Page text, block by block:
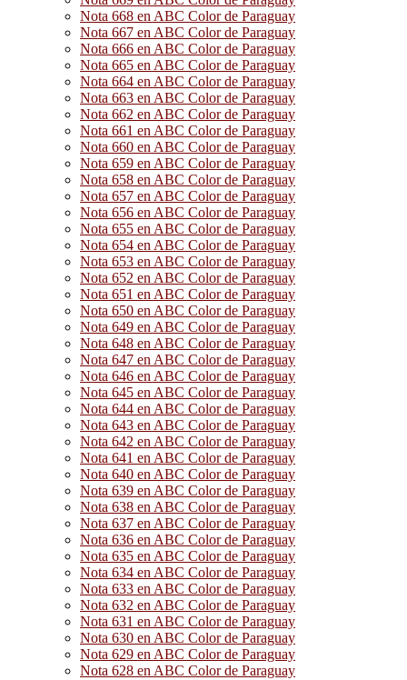
Nota 668 en ABC Color de Paraguay
Nota 667 en ABC Color de Paraguay
Nota 666 en ABC Color de Paraguay
Nota 665 en ABC Color de Paraguay
Nota 664 en ABC Color de Paraguay
Nota 663 en ABC Color de Paraguay
Nota 662 en ABC Color de Paraguay
Nota 661 en ABC Color de Paraguay
Nota 660 en ABC Color de Paraguay
Nota 659 en ABC Color de Paraguay
Nota 658 en ABC Color de Paraguay
Nota 657 en ABC Color de Paraguay
Nota 656 en ABC Color de Paraguay
Nota 655 en ABC Color de Paraguay
Nota 654 en ABC Color de Paraguay
Nota 653 en ABC Color de Paraguay
Nota 652 en ABC Color de Paraguay
Nota 651 en ABC Color de Paraguay
Nota 650 en ABC Color de Paraguay
Nota 649 en ABC Color de Paraguay
Nota 648 en ABC Color de Paraguay
Nota 647 en ABC Color de Paraguay
Nota 646 en ABC Color de Paraguay
Nota 645 en ABC Color de Paraguay
Nota 644 en ABC Color de Paraguay
Nota 643 en ABC Color de Paraguay
Nota 642 en ABC Color de Paraguay
Nota 641 en ABC Color de Paraguay
Nota 640 en ABC Color de Paraguay
Nota 639 en ABC Color de Paraguay
Nota 638 en ABC Color de Paraguay
Nota 637 en ABC Color de Paraguay
Nota 636 en ABC Color de Paraguay
Nota 635 en ABC Color de Paraguay
Nota 634 en ABC Color de Paraguay
Nota 633 en ABC Color de Paraguay
Nota 632 en ABC Color de Paraguay
Nota 631 en ABC Color de Paraguay
Nota 630 en ABC Color de Paraguay
Nota 629 en ABC Color de Paraguay
Nota 628 en ABC Color de Paraguay